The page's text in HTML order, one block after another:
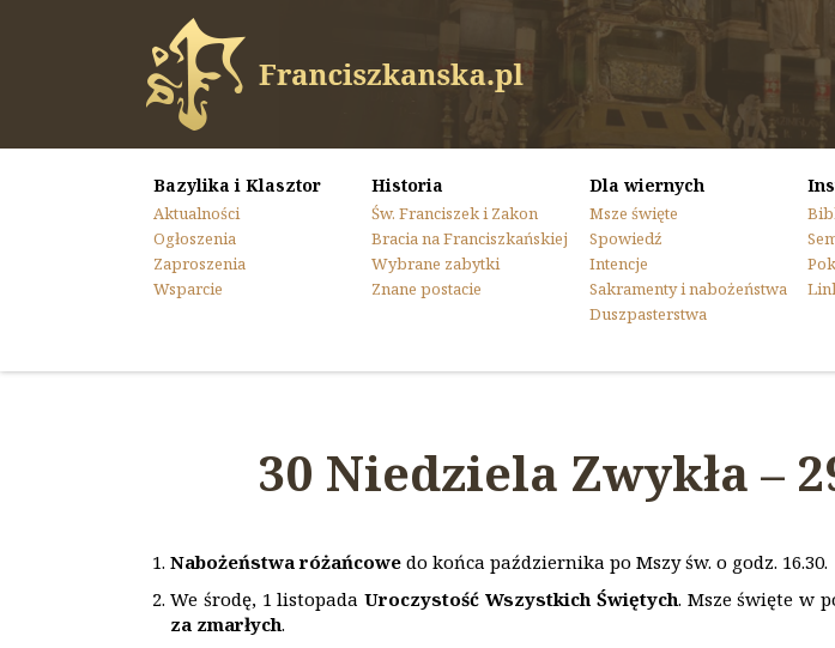
Bazylika i Klasztor
Aktualności
Ogłoszenia
Zaproszenia
Wsparcie
Historia
Św. Franciszek i Zakon
Bracia na Franciszkańskiej
Wybrane zabytki
Znane postacie
Dla wiernych
Msze święte
Spowiedź
Intencje
Sakramenty i nabożeństwa
Duszpasterstwa
30 Niedziela Zwykła –
Nabożeństwa różańcowe do końca października po Mszy św. o godz. 16.30.
We środę, 1 listopadaUroczystość Wszystkich Świętych. Msze święte w
za zmarłych.